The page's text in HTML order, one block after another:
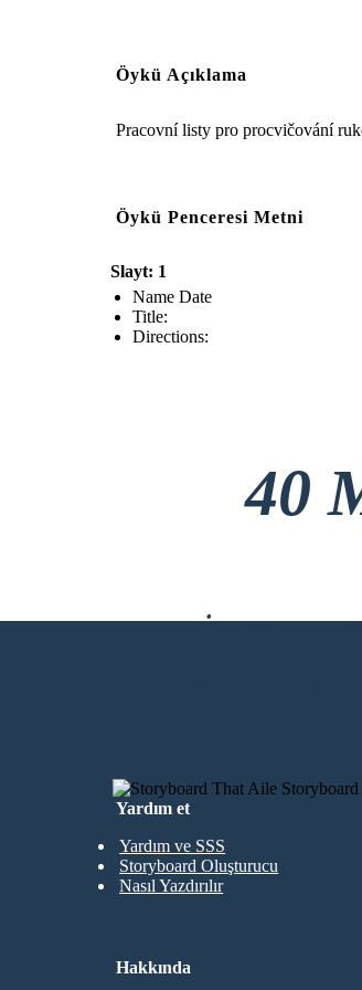
Öykü Açıklama
Pracovní listy pro procvičování
Öykü Penceresi Metni
Slayt: 1
Name Date
Title:
Directions:
40
İndirme
Yardım et
Yardım ve SSS
Storyboard Oluşturucu
Nasıl Yazdırılır
Hakkında